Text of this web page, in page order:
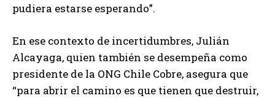
pudiera estarse esperando”.
En ese contexto de incertidumbres, Julián
Alcayaga, quien también se desempeña como
presidente de la ONG Chile Cobre, asegura que
“para abrir el camino es que tienen que destruir,